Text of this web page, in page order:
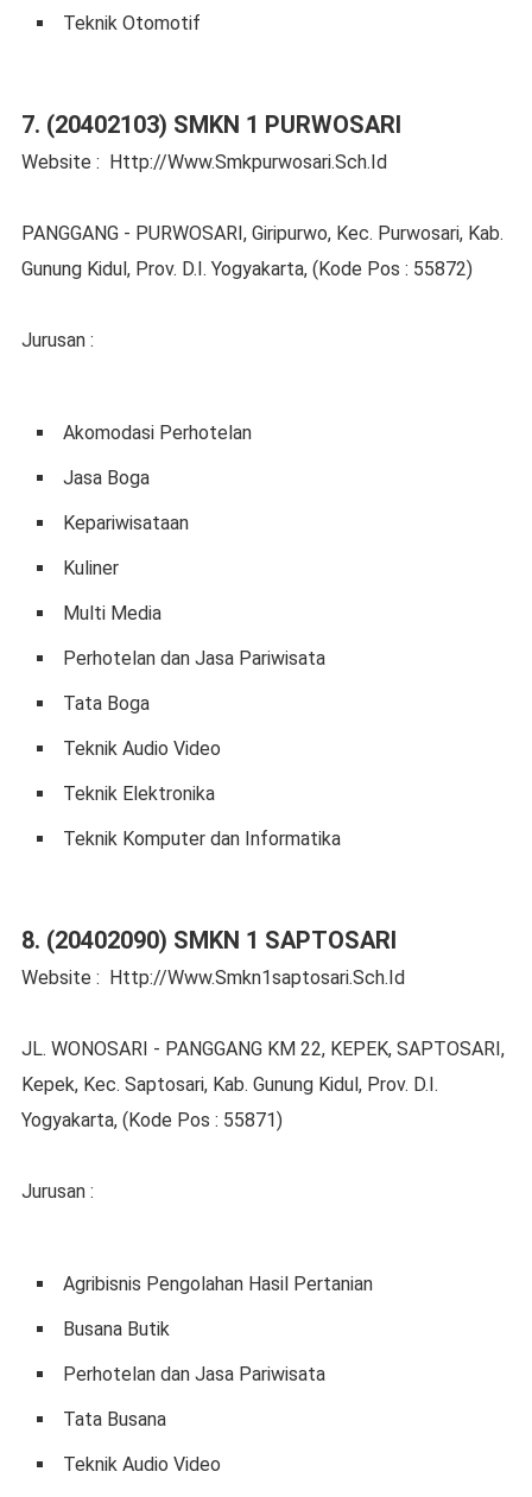
Teknik Otomotif
7. (20402103) SMKN 1 PURWOSARI
Website : Http://Www.Smkpurwosari.Sch.Id
PANGGANG - PURWOSARI, Giripurwo, Kec. Purwosari, Kab.
Gunung Kidul, Prov. D.I. Yogyakarta, (Kode Pos : 55872)
Jurusan :
Akomodasi Perhotelan
Jasa Boga
Kepariwisataan
Kuliner
Multi Media
Perhotelan dan Jasa Pariwisata
Tata Boga
Teknik Audio Video
Teknik Elektronika
Teknik Komputer dan Informatika
8. (20402090) SMKN 1 SAPTOSARI
Website : Http://Www.Smkn1saptosari.Sch.Id
JL. WONOSARI - PANGGANG KM 22, KEPEK, SAPTOSARI,
Kepek, Kec. Saptosari, Kab. Gunung Kidul, Prov. D.I.
Yogyakarta, (Kode Pos : 55871)
Jurusan :
Agribisnis Pengolahan Hasil Pertanian
Busana Butik
Perhotelan dan Jasa Pariwisata
Tata Busana
Teknik Audio Video